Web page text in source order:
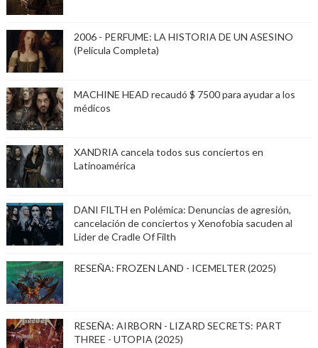
2006 - PERFUME: LA HISTORIA DE UN ASESINO
(Película Completa)
MACHINE HEAD recaudó $ 7500 para ayudar a los
médicos
XANDRIA cancela todos sus conciertos en
Latinoamérica
DANI FILTH en Polémica: Denuncias de agresión,
cancelación de conciertos y Xenofobia sacuden al
Lider de Cradle Of Filth
RESEÑA: FROZEN LAND - ICEMELTER (2025)
RESEÑA: AIRBORN - LIZARD SECRETS: PART
THREE - UTOPIA (2025)